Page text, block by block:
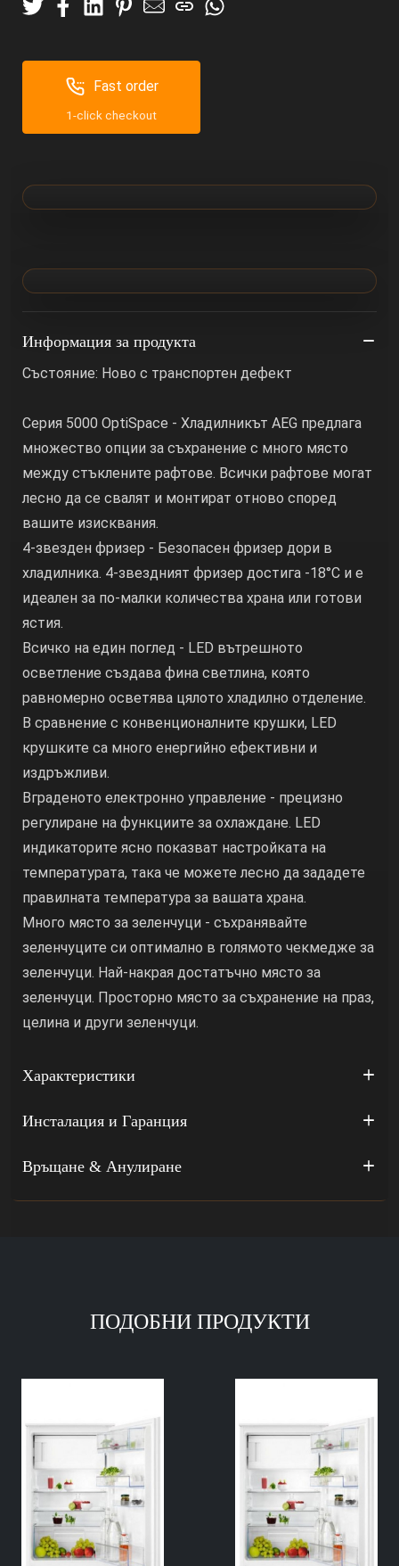
Fast order
1-click checkout
Информация за продукта
Състояние: Ново с транспортен дефект
Серия 5000 OptiSpace - Хладилникът AEG предлага
множество опции за съхранение с много място
между стъклените рафтове. Всички рафтове могат
лесно да се свалят и монтират отново според
вашите изисквания.
4-звезден фризер - Безопасен фризер дори в
хладилника. 4-звездният фризер достига -18°C и е
идеален за по-малки количества храна или готови
ястия.
Всичко на един поглед - LED вътрешното
осветление създава фина светлина, която
равномерно осветява цялото хладилно отделение.
В сравнение с конвенционалните крушки, LED
крушките са много енергийно ефективни и
издръжливи.
Вграденото електронно управление - прецизно
регулиране на функциите за охлаждане. LED
индикаторите ясно показват настройката на
температурата, така че можете лесно да зададете
правилната температура за вашата храна.
Много място за зеленчуци - съхранявайте
зеленчуците си оптимално в голямото чекмедже за
зеленчуци. Най-накрая достатъчно място за
зеленчуци. Просторно място за съхранение на праз,
целина и други зеленчуци.
Характеристики
Инсталация и Гаранция
Връщане & Анулиране
ПОДОБНИ ПРОДУКТИ